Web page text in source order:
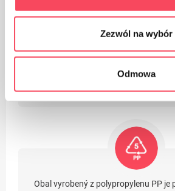
Zezwól na wybór
Odmowa
Produkt lze
Obal vyrobený z polypropylenu PP je